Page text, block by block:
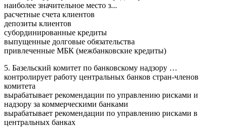
наиболее значительное место з...
расчетные счета клиентов
депозиты клиентов
субординированные кредиты
выпущенные долговые обязательства
привлеченные МБК (межбанковские кредиты)
5. Базельский комитет по банковскому надзору …
контролирует работу центральных банков стран-членов
комитета
вырабатывает рекомендации по управлению рисками и
надзору за коммерческими банками
вырабатывает рекомендации по управлению рисками в
центральных банках